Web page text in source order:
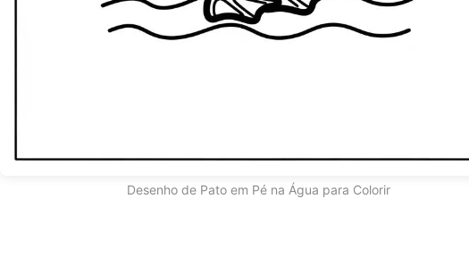
Desenho de Pato em Pé na Água para Colorir